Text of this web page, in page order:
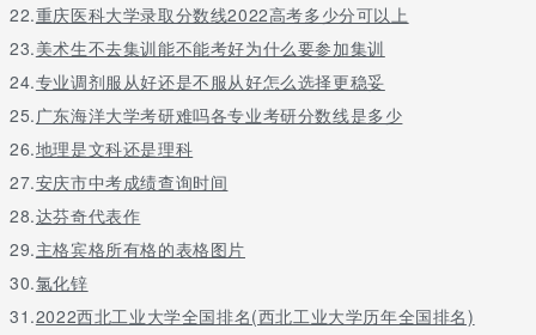
22.重庆医科大学录取分数线2022高考多少分可以上
23.美术生不去集训能不能考好为什么要参加集训
24.专业调剂服从好还是不服从好怎么选择更稳妥
25. 广东海洋大学考研难吗各专业考研分数线是多少
26.地理是文科还是理科
27.安庆市中考成绩查询时间
28.达芬奇代表作
29.主格宾格所有格的表格图片
30.氯化锌
31.2022西北工业大学全国排名(西北工业大学历年全国排名)